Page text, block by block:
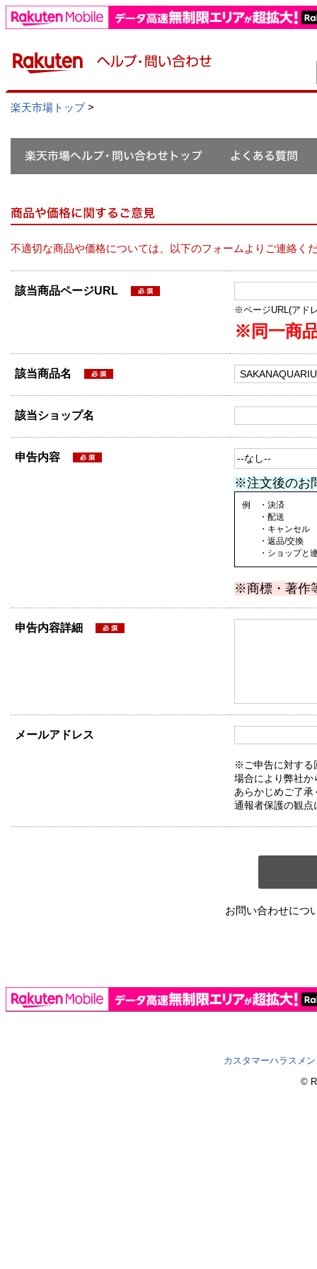
楽天市場トップ>
不適切な商品や価格については、以下のフォームよりご連絡く
該当商品ページURL
※ページURL(アド
※同一商
該当商品名
該当ショップ名
申告内容
※注文後のお
例 ・決済
・配送
・キャンセル
・返品/交換
・ショップと連
※商標・著作
申告内容詳細
メールアドレス
※ご申告に対する
場合により弊社か
あらかじめご了承
通報者保護の観点
お問い合わせにつ
カスタマーハラスメ
©